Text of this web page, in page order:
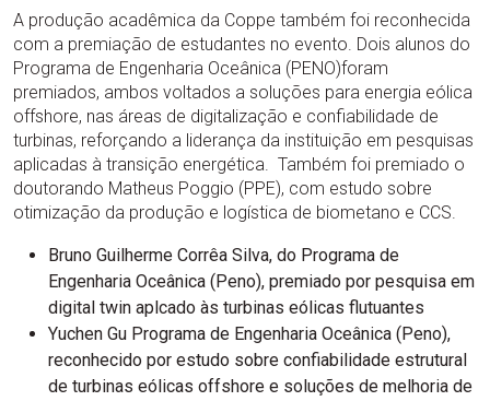
A produção acadêmica da Coppe também foi reconhecida
com a premiação de estudantes no evento. Dois alunos do
Programa de Engenharia Oceânica (PENO)foram
premiados, ambos voltados a soluções para energia eólica
offshore, nas áreas de digitalização e confiabilidade de
turbinas, reforçando a liderança da instituição em pesquisas
aplicadas à transição energética. Também foi premiado o
doutorando Matheus Poggio (PPE), com estudo sobre
otimização da produção e logística de biometano e CCS.
Bruno Guilherme Corrêa Silva, do Programa de
Engenharia Oceânica (Peno), premiado por pesquisa em
digital twin aplcado às turbinas eólicas flutuantes
Yuchen Gu Programa de Engenharia Oceânica (Peno),
reconhecido por estudo sobre confiabilidade estrutural
de turbinas eólicas offshore e soluções de melhoria de